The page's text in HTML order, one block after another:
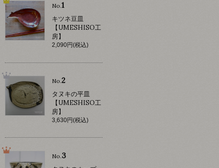
No.1
キツネ豆皿
【UMESHISO工
房】
2,090円(税込)
No.2
タヌキの平皿
【UMESHISO工
房】
3,630円(税込)
No.3